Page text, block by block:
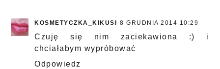
KOSMETYCZKA_KIKUSI 8 GRUDNIA 2014 10:29
Czuję się nim zaciekawiona :) i
chciałabym wypróbować
Odpowiedz